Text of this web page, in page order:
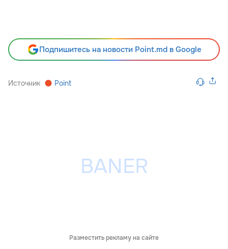
Подпишитесь на новости Point.md в Google
Источник Point
Разместить рекламу на сайте